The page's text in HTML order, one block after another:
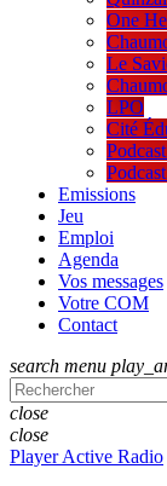
One
Le
LPO
Cité
Emissions
Jeu
Emploi
Agenda
Vos messages
Votre COM
Contact
search menu
close
close
Player Active Radio